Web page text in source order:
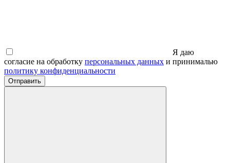
Я даю
согласие на обработку персональных данных и принималью
политику конфиденциальности
Отправить